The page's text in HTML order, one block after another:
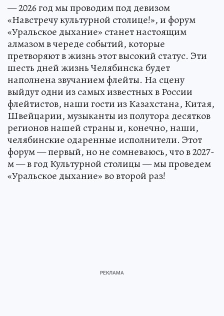
— 2026 год мы проводим под девизом
«Навстречу культурной столице!», и форум
«Уральское дыхание» станет настоящим
алмазом в череде событий, которые
претворяют в жизнь этот высокий статус. Эти
шесть дней жизнь Челябинска будет
наполнена звучанием флейты. На сцену
выйдут одни из самых известных в России
флейтистов, наши гости из Казахстана, Китая,
Швейцарии, музыканты из полутора десятков
регионов нашей страны и, конечно, наши,
челябинские одаренные исполнители. Этот
форум — первый, но не сомневаюсь, что в 2027-
м — в год Культурной столицы — мы проведем
«Уральское дыхание» во второй раз!